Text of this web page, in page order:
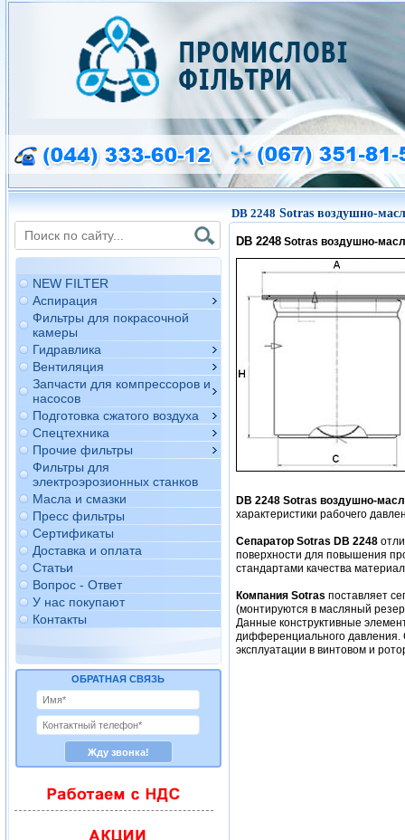
NEW FILTER
Аспирация
Фильтры для покрасочной
камеры
Гидравлика
Вентиляция
Запчасти для компрессоров и
насосов
Подготовка сжатого воздуха
Спецтехника
Прочие фильтры
Фильтры для
электроэрозионных станков
Масла и смазки
Пресс фильтры
Сертификаты
Доставка и оплата
Статьи
Вопрос - Ответ
У нас покупают
Контакты
ОБРАТНАЯ СВЯЗЬ
DB 2248 Sotras воздушно-
DB 2248Sotras воздушно-
DB 2248 Sotras воздушно-
характеристики рабочего
Сепаратор Sotras DB 2248
поверхности для повышения
стандартами качества
Компания Sotras поставляет
(монтируются в масляный
Данные конструктивные
дифференциального давления.
эксплуатации в винтовом и